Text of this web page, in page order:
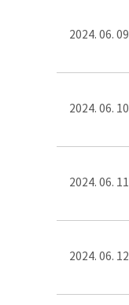
2024. 06. 09
2024. 06. 10
2024. 06. 11
2024. 06. 12